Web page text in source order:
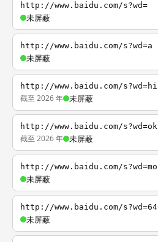
http://www.baidu.com/s?wd=
未屏蔽
http://www.baidu.com/s?wd=a
未屏蔽
http://www.baidu.com/s?wd=hi
截至 2026 年 未屏蔽
http://www.baidu.com/s?wd=ok
截至 2026 年 未屏蔽
http://www.baidu.com/s?wd=mo
未屏蔽
http://www.baidu.com/s?wd=64
未屏蔽